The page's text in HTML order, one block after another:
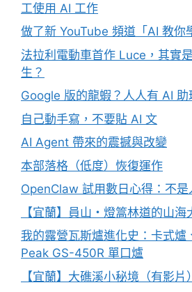
工使用 AI 工作
做了新 YouTube 頻道「AI 教你
法拉利電動車首作 Luce，其實
生？
Google 版的龍蝦？人人有 AI
自己動手寫，不要貼 AI 文
AI Agent 帶來的震撼與改變
本部落格（低度）恢復運作
OpenClaw 試用數日心得：不是
【宜蘭】員山・燈篙林道的山海
我的露營瓦斯爐進化史：卡式爐
Peak GS-450R 單口爐
【宜蘭】大礁溪小秘境（有影片）